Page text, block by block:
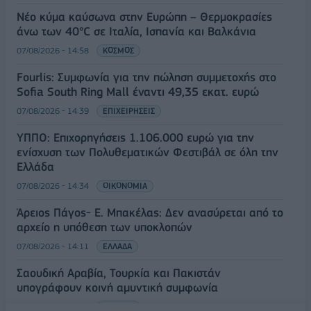
Νέο κύμα καύσωνα στην Ευρώπη – Θερμοκρασίες
άνω των 40°C σε Ιταλία, Ισπανία και Βαλκάνια
07/08/2026 - 14:58 ΚΟΣΜΟΣ
Fourlis: Συμφωνία για την πώληση συμμετοχής στο
Sofia South Ring Mall έναντι 49,35 εκατ. ευρώ
07/08/2026 - 14:39 ΕΠΙΧΕΙΡΗΣΕΙΣ
ΥΠΠΟ: Επιχορηγήσεις 1.106.000 ευρώ για την
ενίσχυση των Πολυθεματικών Φεστιβάλ σε όλη την
Ελλάδα
07/08/2026 - 14:34 ΟΙΚΟΝΟΜΙΑ
Άρειος Πάγος- Ε. Μπακέλας: Δεν ανασύρεται από το
αρχείο η υπόθεση των υποκλοπών
07/08/2026 - 14:11 ΕΛΛΑΔΑ
Σαουδική Αραβία, Τουρκία και Πακιστάν
υπογράφουν κοινή αμυντική συμφωνία